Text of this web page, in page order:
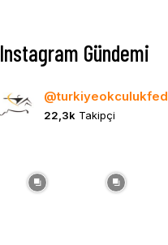
Instagram Gündemi
@turkiyeokculukfed
22,3k Takipçi